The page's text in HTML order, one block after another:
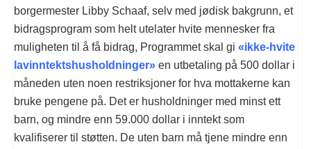
borgermester Libby Schaaf, selv med jødisk bakgrunn, et
bidragsprogram som helt utelater hvite mennesker fra
muligheten til å få bidrag, Programmet skal gi «ikke-hvite
lavinntektshusholdninger» en utbetaling på 500 dollar i
måneden uten noen restriksjoner for hva mottakerne kan
bruke pengene på. Det er husholdninger med minst ett
barn, og mindre enn 59.000 dollar i inntekt som
kvalifiserer til støtten. De uten barn må tjene mindre enn